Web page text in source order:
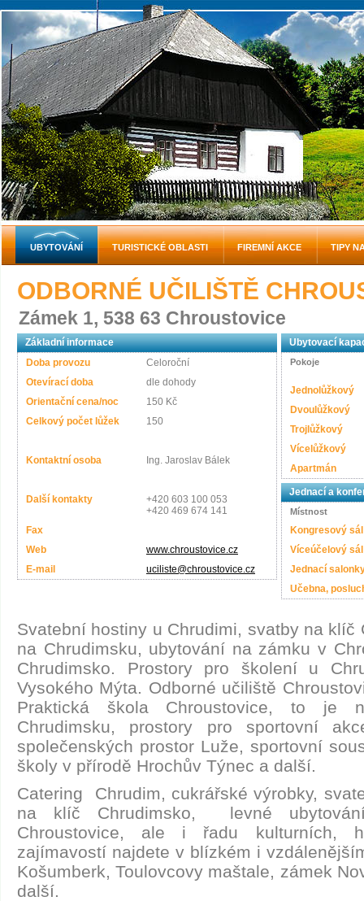
ODBORNÉ UČILIŠTĚ
Zámek 1, 538 63 Chroustovice
Základní informace
Doba provozu
Celoroční
Otevírací doba
dle dohody
Orientační cena/noc
150 Kč
Celkový počet lůžek
150
Kontaktní osoba Ing. Jaroslav Bálek
Další kontakty
+420 603 100 053
+420 469 674 141
Fax
Web
www.chroustovice.cz
E-mail
uciliste@chroustovice.cz
Ubytovací
Pokoje
Jednolůžkový
Dvoulůžkový
Trojlůžkový
Vícelůžkový
Apartmán
Jednací a
Místnost
Kongresový sál
Víceúčelový sál
Jednací
Učebna,
Svatební hostiny u Chrudimi, svatby na klíč
na Chrudimsku, ubytování na zámku v
Chrudimsko. Prostory pro školení u
Vysokého Mýta. Odborné učiliště
Praktická škola Chroustovice, to je
Chrudimsku, prostory pro sportovní
společenských prostor Luže, sportovní
školy v přírodě Hrochův Týnec a další.
Catering Chrudim, cukrářské výrobky,
na klíč Chrudimsko, levné ubytování
Chroustovice, ale i řadu kulturních,
zajímavostí najdete v blízkém i
Košumberk, Toulovcovy maštale, zámek
další.
UBYTOVÁNÍ TURISTICKÉ OBLASTI FIREMNÍ AKCE TIPY